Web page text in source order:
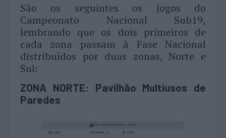
São os seguintes os jogos do
Campeonato Nacional Sub19,
lembrando que os dois primeiros de
cada zona passam à Fase Nacional
distribuídos por duas zonas, Norte e
Sul:
ZONA NORTE: Pavilhão Multiusos de
Paredes